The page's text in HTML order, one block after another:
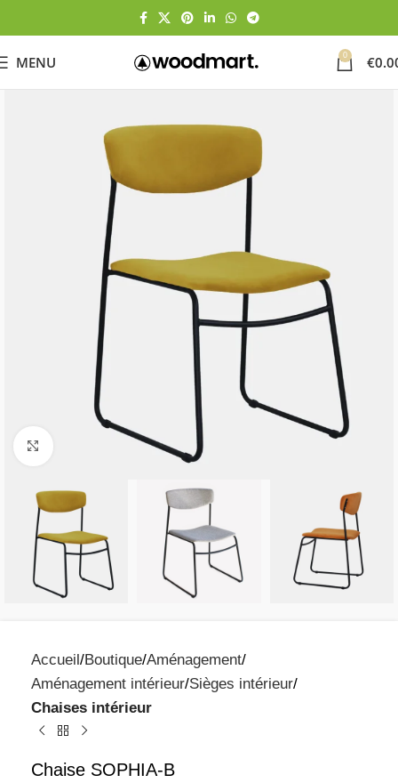
MENU 0 €
Click to enlarge
Accueil Boutique Aménagement
Aménagement intérieur Sièges intérieur
Chaises intérieur
Chaise SOPHIA-B